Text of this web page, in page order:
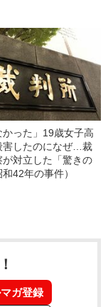
かった」19歳女子高
害したのになぜ…裁
が対立した「驚きの
42年の事件）
ガ登録